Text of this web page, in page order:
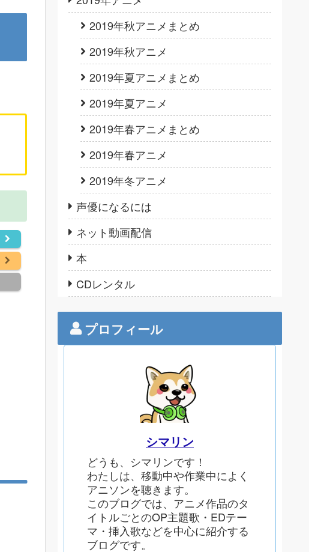
2019年秋アニメまとめ
2019年秋アニメ
2019年夏アニメまとめ
2019年夏アニメ
2019年春アニメまとめ
2019年春アニメ
2019年冬アニメ
声優になるには
ネット動画配信
本
CDレンタル
プロフィール
シマリン
どうも、シマリンです！
わたしは、移動中や作業中によく
アニソンを聴きます。
このブログでは、アニメ作品のタ
イトルごとのOP主題歌・EDテー
マ・挿入歌などを中心に紹介する
ブログです。